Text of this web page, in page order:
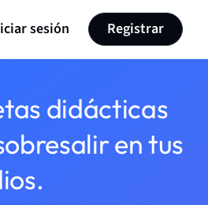
sesión Registrar
didácticas
en tus